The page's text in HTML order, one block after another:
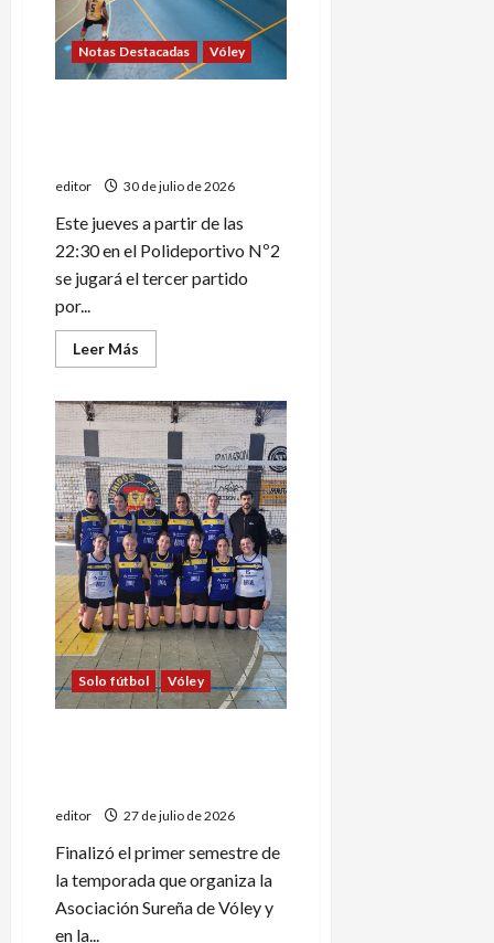
primer
torneo
oficial
Notas Destacadas Vóley
editor 30 de julio de 2026
Este jueves a partir de las
22:30 en el Polideportivo Nº2
se jugará el tercer partido
por...
Leer Más
más
UTN
A
Huracán
por
un
lugar
en
la
gran
final
del
Torneo
Apertura
Solo fútbol Vóley
editor 27 de julio de 2026
Finalizó el primer semestre de
la temporada que organiza la
Asociación Sureña de Vóley y
en la...